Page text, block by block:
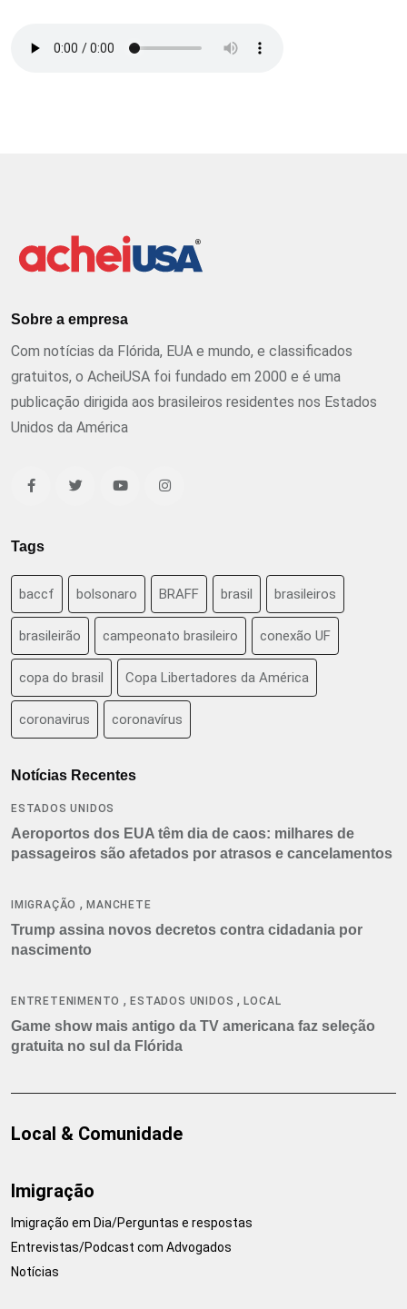
Sobre a empresa
Com notícias da Flórida, EUA e mundo, e classificados
gratuitos, o AcheiUSA foi fundado em 2000 e é uma
publicação dirigida aos brasileiros residentes nos Estados
Unidos da América
Tags
baccf bolsonaro BRAFF brasil brasileiros
brasileirão campeonato brasileiro conexão UF
copa do brasil Copa Libertadores da América
coronavirus coronavírus
Notícias Recentes
ESTADOS UNIDOS
Aeroportos dos EUA têm dia de caos: milhares de
passageiros são afetados por atrasos e cancelamentos
IMIGRAÇÃO ,MANCHETE
Trump assina novos decretos contra cidadania por
nascimento
ENTRETENIMENTO ,ESTADOS UNIDOS ,LOCAL
Game show mais antigo da TV americana faz seleção
gratuita no sul da Flórida
Local & Comunidade
Imigração
Imigração em Dia/Perguntas e respostas
Entrevistas/Podcast com Advogados
Notícias